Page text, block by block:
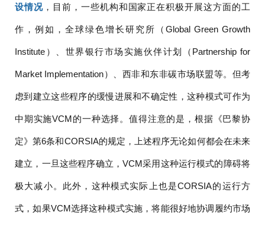
设情况，目前，一些机构和国家正在积极开展这方面的工
作，例如，全球绿色增长研究所（Global Green Growth
Institute）、世界银行市场实施伙伴计划（Partnership for
Market Implementation）、西非和东非碳市场联盟等。但考
虑到建立这些程序的缓慢进展和不确定性，这种模式可作为
中期实施VCM的一种选择。值得注意的是，根据《巴黎协
定》第6条和CORSIA的规定，上述程序无论如何都会在未来
建立，一旦这些程序确立，VCM采用这种运行模式的障碍将
极大减小。此外，这种模式实际上也是CORSIA的运行方
式，如果VCM选择这种模式实施，将能很好地协调履约市场